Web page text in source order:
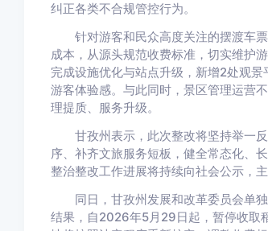
纠正各类不合规管控行为。
针对游客和民众高度关注的摆渡车票
成本，从源头规范收费标准，切实维护
完成设施优化与站点升级，新增2处观
游客体验感。与此同时，景区管理运营
理提质、服务升级。
甘孜州表示，此次整改将坚持举一反
序、补齐文旅服务短板，健全常态化、
整治整改工作进展将持续向社会公示，
同日，甘孜州发展和改革委员会单独
结果，自2026年5月29日起，暂停收取